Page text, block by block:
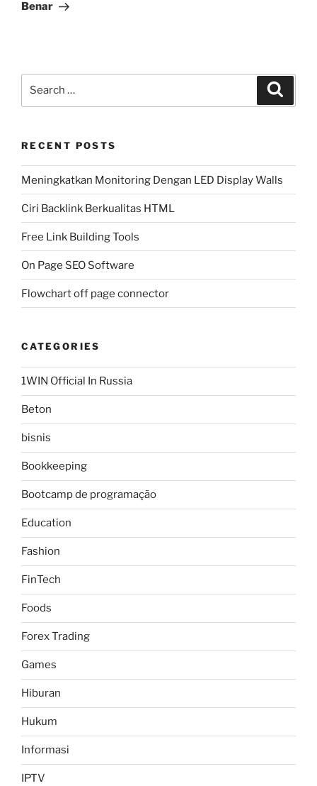
Benar
RECENT POSTS
Meningkatkan Monitoring Dengan LED Display Walls
Ciri Backlink Berkualitas HTML
Free Link Building Tools
On Page SEO Software
Flowchart off page connector
CATEGORIES
1WIN Official In Russia
Beton
bisnis
Bookkeeping
Bootcamp de programação
Education
Fashion
FinTech
Foods
Forex Trading
Games
Hiburan
Hukum
Informasi
IPTV